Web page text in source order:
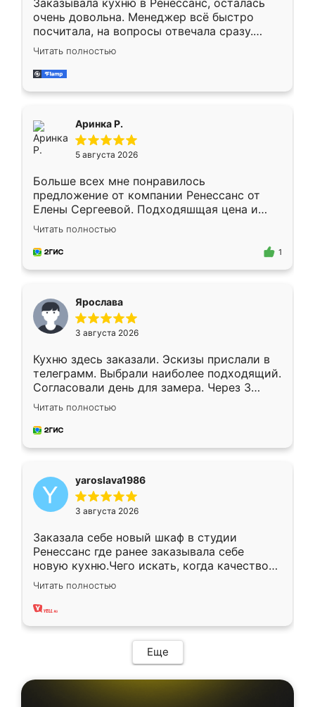
Заказывала кухню в Ренессанс, осталась
очень довольна. Менеджер всё быстро
посчитала, на вопросы отвечала сразу.
Замерщик приехал в субботу, подошёл к
делу со всей ответственностью. Собрали
за день, ребята работали аккуратно, даже
Читать полностью
Аринка Р.
5 августа 2026
Больше всех мне понравилось
предложение от компании Ренессанс от
Елены Сергеевой. Подходяшщая цена и
короткие сроки изготовления. Приехавший
для замера сотрудник Владислав
предложил по моему эскизу самый
Читать полностью
1
Ярослава
3 августа 2026
Кухню здесь заказали. Эскизы прислали в
телеграмм. Выбрали наиболее подходящий.
Согласовали день для замера. Через 3
недели кухня была уже готова. Остались
довольны работой. Спасибо Ренессанс
мебель за качественную работу!
Читать полностью
yaroslava1986
3 августа 2026
Заказала себе новый шкаф в студии
Ренессанс где ранее заказывала себе
новую кухню.Чего искать, когда качеством
вполне довольна. Служит кухня уже почти
два года, нареканий нет.
Читать полностью
Еще